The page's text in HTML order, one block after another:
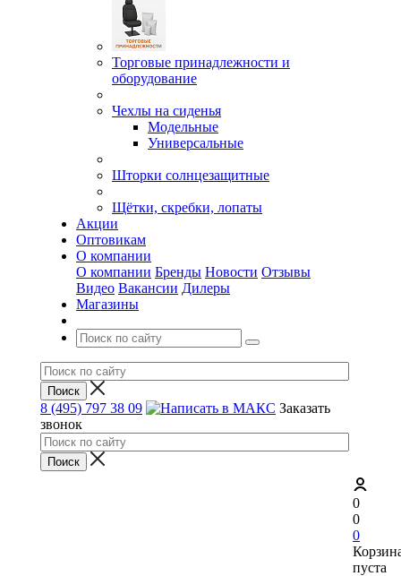
Торговые принадлежности и
оборудование
Чехлы на сиденья
Модельные
Универсальные
Шторки солнцезащитные
Щётки, скребки, лопаты
Акции
Оптовикам
О компании
О компании Бренды Новости Отзывы
Видео Вакансии Дилеры
Магазины
8 (495) 797 38 09
Заказать
звонок
0
0
0
пуста